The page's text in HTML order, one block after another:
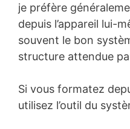
je préfère
depuis l’appareil lui-
souvent le bon
structure attendue
Si vous formatez
utilisez l’outil du